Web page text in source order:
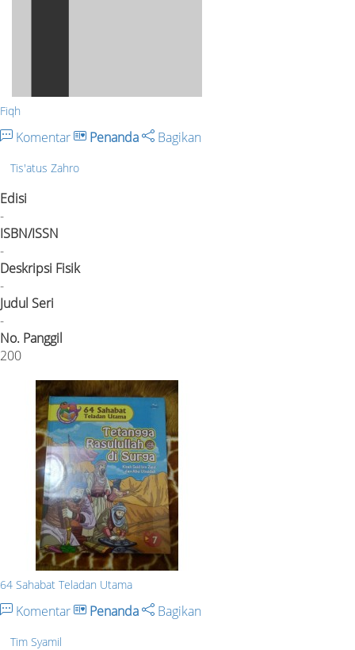
Fiqh
Komentar Penanda Bagikan
Tis'atus Zahro
Edisi
-
ISBN/ISSN
-
Deskripsi Fisik
-
Judul Seri
-
No. Panggil
200
64 Sahabat Teladan Utama
Komentar Penanda Bagikan
Tim Syamil